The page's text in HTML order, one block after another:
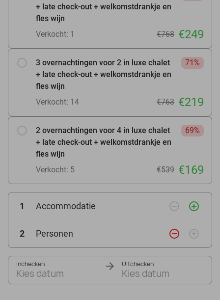
+ late check-out + welkomstdrankje en
fles wijn
Verkocht: 1 €768 €249
3 overnachtingen voor 2 in luxe chalet
+ late check-out + welkomstdrankje en
fles wijn
71%
Verkocht: 14 €763 €219
2 overnachtingen voor 4 in luxe chalet
+ late check-out + welkomstdrankje en
fles wijn
69%
Verkocht: 5 €539 €169
1 Accommodatie remove_circle_outline add_circle_outline
2 Personen remove_circle_outline add_circle_outline
Inchecken
Kies datum
Uitchecken
Kies datum